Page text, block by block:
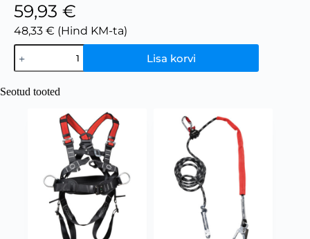
59,93 €
48,33 € (Hind KM-ta)
Lisa korvi
Seotud tooted